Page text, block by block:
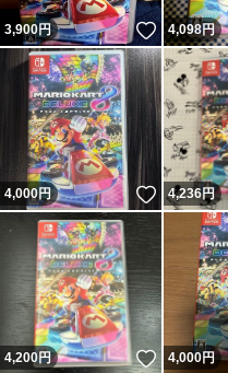
3,900円 いいね！
4,098円
4,000円 いいね！
4,236円
4,200円 いいね！
4,000円